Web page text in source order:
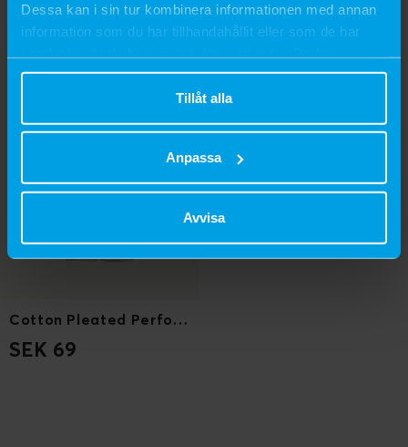
Dessa kan i sin tur kombinera informationen med annan
information som du har tillhandahållit eller som de har
närsomhelst ändra ditt samtycke.
Tillåt alla
Anpassa
Avvisa
Cotton Pleated Perforated
SEK 69